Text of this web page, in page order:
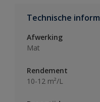
Technische
Afwerking
Mat
Rendement
10-12 m²/L